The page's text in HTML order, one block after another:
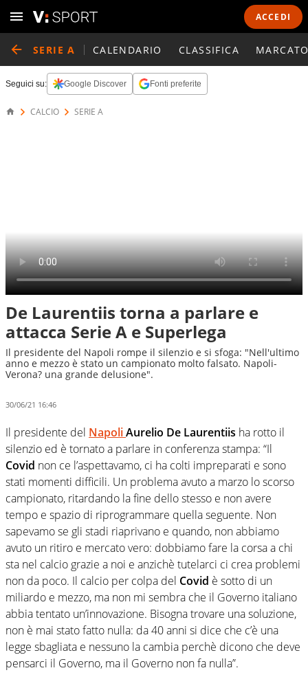
ACCEDI
SERIE A CALENDARIO CLASSIFICA
Seguici su: Google Discover Fonti preferite
CALCIO SERIE A
De Laurentiis torna a parlare e
attacca Serie A e Superlega
Il presidente del Napoli rompe il silenzio e si sfoga: "Nell'ultimo
anno e mezzo è stato un campionato molto falsato. Napoli-
Verona? una grande delusione".
30/06/21 16:46
Il presidente del NapoliAurelio De Laurentiis ha rotto il
silenzio ed è tornato a parlare in conferenza stampa: “Il
Covid non ce l’aspettavamo, ci ha colti impreparati e sono
stati momenti difficili. Un problema avuto a marzo lo scorso
campionato, ritardando la fine dello stesso e non avere
tempo e spazio di riprogrammare quella seguente. Non
sapevamo se gli stadi riaprivano e quando, non abbiamo
avuto un ritiro e mercato vero: dobbiamo fare la corsa a chi
sta nel calcio grazie a noi e anzichè tutelarci ci crea problemi
non da poco. Il calcio per colpa del Covid è sotto di un
miliardo e mezzo, ma non mi sembra che il Governo italiano
abbia tentato un’innovazione. Bisogna trovare una soluzione,
non è mai stato fatto nulla: da 40 anni si dice che c’è una
legge sbagliata e nessuno la cambia perchè dicono che deve
pensarci il Governo, ma il Governo non fa nulla”.